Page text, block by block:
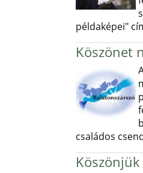
példaképei"
Köszönet
családos